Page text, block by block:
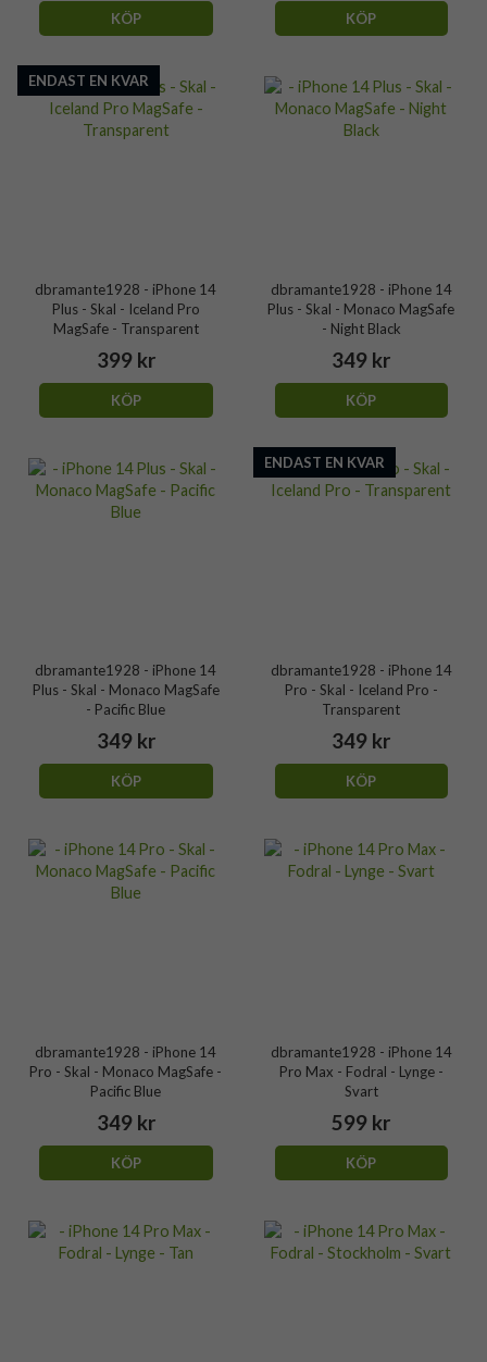
KÖP KÖP
ENDAST EN KVAR
dbramante1928 - iPhone 14
Plus - Skal - Iceland Pro
MagSafe - Transparent
399 kr
KÖP
dbramante1928 - iPhone 14
Plus - Skal - Monaco MagSafe
- Night Black
349 kr
KÖP
dbramante1928 - iPhone 14
Plus - Skal - Monaco MagSafe
- Pacific Blue
349 kr
KÖP
ENDAST EN KVAR
dbramante1928 - iPhone 14
Pro - Skal - Iceland Pro -
Transparent
349 kr
KÖP
dbramante1928 - iPhone 14
Pro - Skal - Monaco MagSafe -
Pacific Blue
349 kr
KÖP
dbramante1928 - iPhone 14
Pro Max - Fodral - Lynge -
Svart
599 kr
KÖP